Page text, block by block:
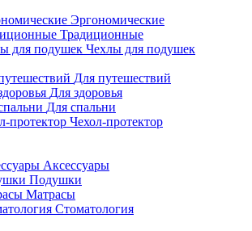
Эргономические
Традиционные
Чехлы для подушек
Для путешествий
Для здоровья
Для спальни
Чехол-протектор
Аксессуары
Подушки
Матрасы
Стоматология